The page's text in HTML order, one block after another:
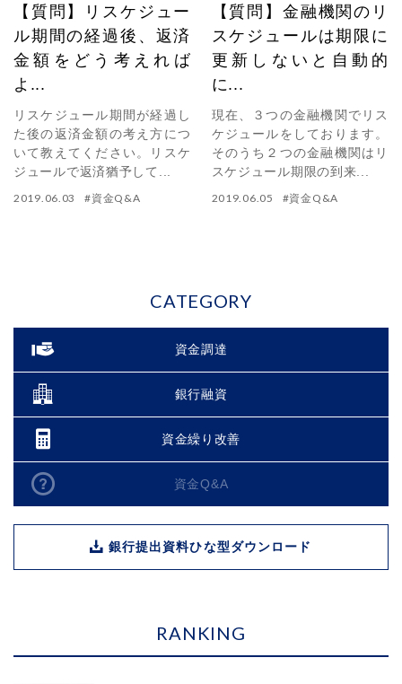
【質問】リスケジュー
ル期間の経過後、返済
金額をどう考えれば
よ...
リスケジュール期間が経過し
た後の返済金額の考え方につ
いて教えてください。リスケ
ジュールで返済猶予して...
2019.06.03 #資金Q&A
【質問】金融機関のリ
スケジュールは期限に
更新しないと自動的
に...
現在、３つの金融機関でリス
ケジュールをしております。
そのうち２つの金融機関はリ
スケジュール期限の到来...
2019.06.05 #資金Q&A
CATEGORY
資金調達
銀行融資
資金繰り改善
資金Q&A
銀行提出資料ひな型ダウンロード
RANKING